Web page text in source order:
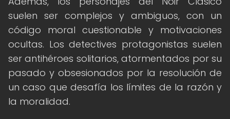
suelen ser complejos y ambiguos, con un
código moral cuestionable y motivaciones
ocultas. Los detectives protagonistas suelen
ser antihéroes solitarios, atormentados por su
pasado y obsesionados por la resolución de
un caso que desafía los límites de la razón y
la moralidad.